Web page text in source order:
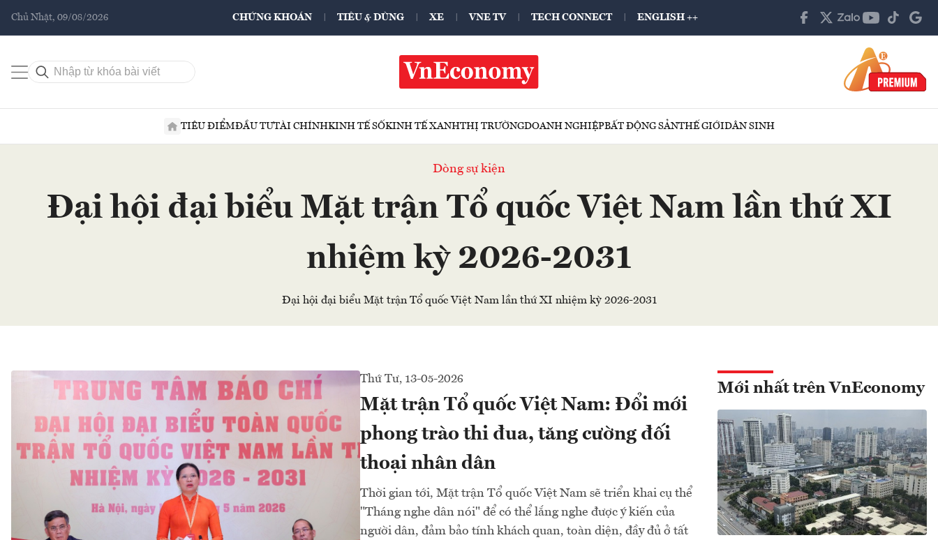
Chủ Nhật, 09/08/2026 CHỨNG KHOÁN TIÊU & DÙNG XE VNE TV TECH CONNECT ENGLISH ++
TIÊU ĐIỂMĐẦU TƯTÀI CHÍNHKINH TẾ SỐKINH TẾ XANHTHỊ TRƯỜNGDOANH NGHIỆPBẤT ĐỘNG SẢNTHẾ GIỚIDÂN SINH
Dòng sự kiện
Đại hội đại biểu Mặt trận Tổ quốc Việt Nam lần thứ XI
nhiệm kỳ 2026-2031
Đại hội đại biểu Mặt trận Tổ quốc Việt Nam lần thứ XI nhiệm kỳ 2026-2031
Thứ Tư, 13-05-2026
Mặt trận Tổ quốc Việt Nam: Đổi mới
phong trào thi đua, tăng cường đối
thoại nhân dân
Thời gian tới, Mặt trận Tổ quốc Việt Nam sẽ triển khai cụ thể
"Tháng nghe dân nói" để có thể lắng nghe được ý kiến của
người dân, đảm bảo tính khách quan, toàn diện, đầy đủ ở tất
Mới nhất trên VnEconomy